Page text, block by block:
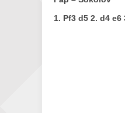
1. Pf3 d5 2. d4